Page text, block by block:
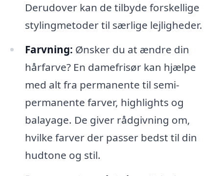
Derudover kan de tilbyde forskellige
stylingmetoder til særlige lejligheder.
Farvning: Ønsker du at ændre din
hårfarve? En damefrisør kan hjælpe
med alt fra permanente til semi-
permanente farver, highlights og
balayage. De giver rådgivning om,
hvilke farver der passer bedst til din
hudtone og stil.